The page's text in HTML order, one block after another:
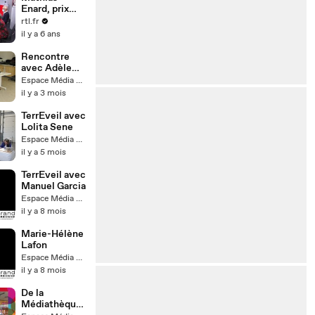
Enard, prix
Goncourt
2015 pour
revient 5 ans
après avec un
nouveau
roman
magistral : "Le
banquet
annuel de la
Confrérie des
fossoyeurs"
publié chez
Bernard Lehut
a rencontré
l'écrivain.
rtl.fr
il y a 6 ans
Rencontre
avec Adèle
Jacquet-
Lagrèze
Espace Média Grand Narbonne
il y a 3 mois
TerrEveil avec
Lolita Sene
Espace Média Grand Narbonne
il y a 5 mois
TerrEveil avec
Manuel Garcia
Espace Média Grand Narbonne
il y a 8 mois
Marie-Hélène
Lafon
Espace Média Grand Narbonne
il y a 8 mois
De la
Médiathèque